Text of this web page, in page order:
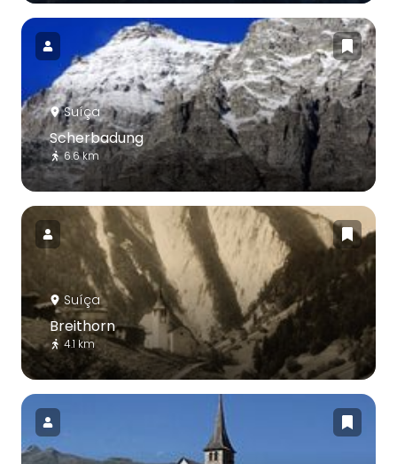
Suíça
Scherbadung
6.6 km
Suíça
Breithorn
4.1 km